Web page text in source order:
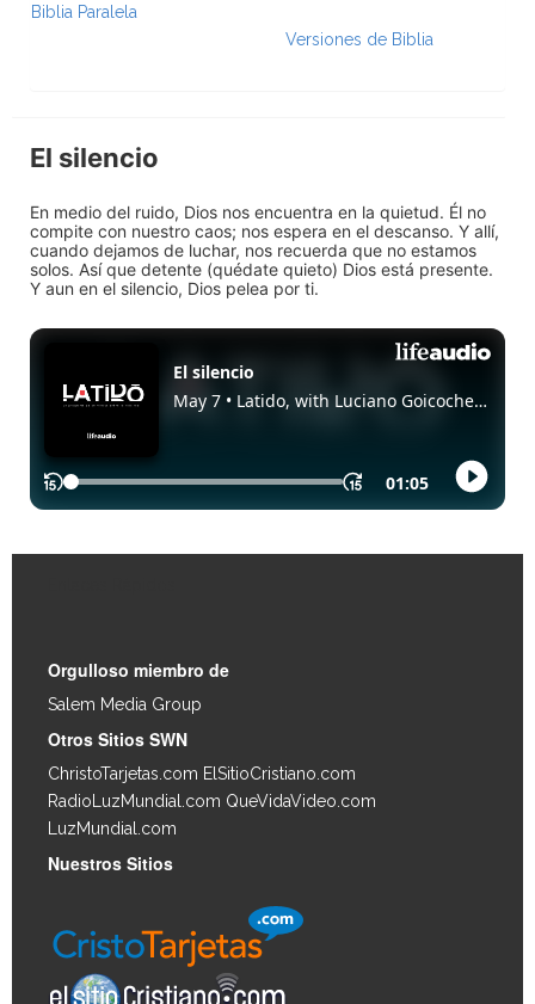
Biblia Paralela
Versiones de Biblia
El silencio
En medio del ruido, Dios nos encuentra en la quietud. Él no
compite con nuestro caos; nos espera en el descanso. Y allí,
cuando dejamos de luchar, nos recuerda que no estamos
solos. Así que detente (quédate quieto) Dios está presente.
Y aun en el silencio, Dios pelea por ti.
Orgulloso miembro de
Salem Media Group
Otros Sitios SWN
ChristoTarjetas.com ElSitioCristiano.com
RadioLuzMundial.com QueVidaVideo.com
LuzMundial.com
Nuestros Sitios